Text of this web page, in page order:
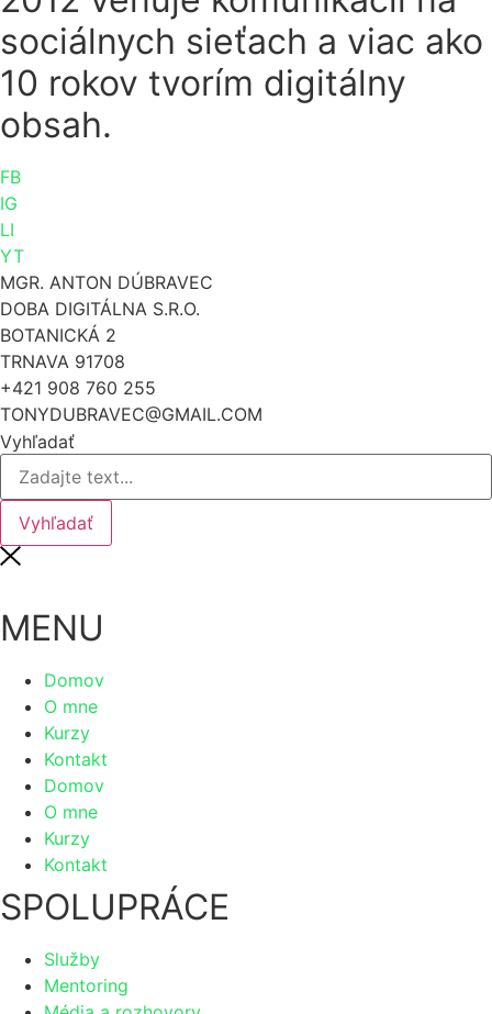
sociálnych sieťach a viac ako
10 rokov tvorím digitálny
obsah.
FB
IG
LI
YT
MGR. ANTON DÚBRAVEC
DOBA DIGITÁLNA S.R.O.
BOTANICKÁ 2
TRNAVA 91708
+421 908 760 255
TONYDUBRAVEC@GMAIL.COM
Vyhľadať
Vyhľadať
MENU
Domov
O mne
Kurzy
Kontakt
Domov
O mne
Kurzy
Kontakt
SPOLUPRÁCE
Služby
Mentoring